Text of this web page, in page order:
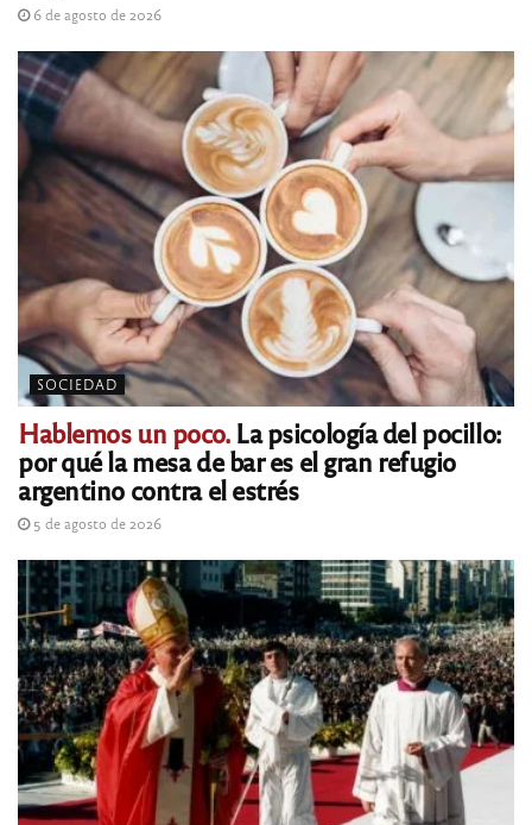
6 de agosto de 2026
SOCIEDAD
Hablemos un poco.La psicología del pocillo:
por qué la mesa de bar es el gran refugio
argentino contra el estrés
5 de agosto de 2026